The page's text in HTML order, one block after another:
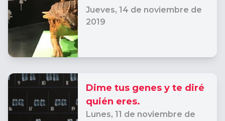
Jueves, 14 de noviembre de
2019
Dime tus genes y te diré
quién eres.
Lunes, 11 de noviembre de